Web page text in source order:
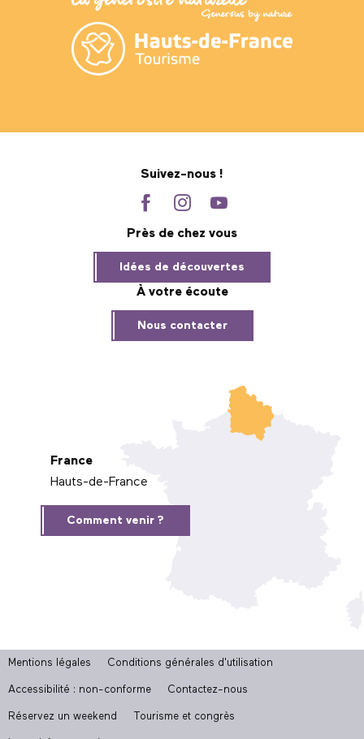
Suivez-nous !
Près de chez vous
Idées de découvertes
À votre écoute
Nous contacter
France
Hauts-de-France
Comment venir ?
Mentions légales Conditions générales d'utilisation
Accessibilité : non-conforme Contactez-nous
Réservez un weekend Tourisme et congrès